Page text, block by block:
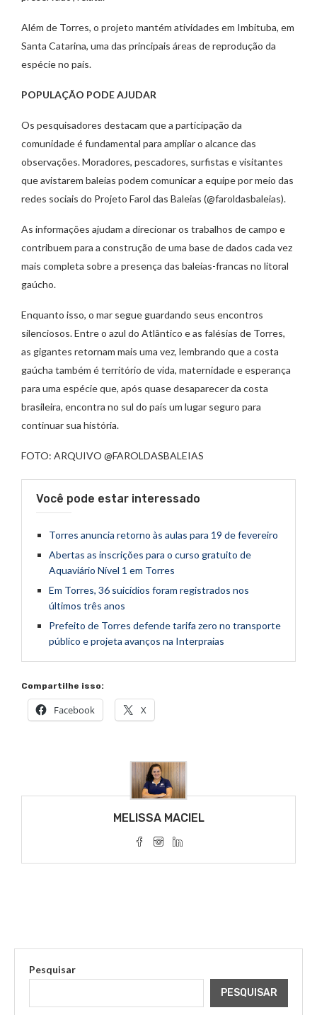
Além de Torres, o projeto mantém atividades em Imbituba, em
Santa Catarina, uma das principais áreas de reprodução da
espécie no país.
POPULAÇÃO PODE AJUDAR
Os pesquisadores destacam que a participação da
comunidade é fundamental para ampliar o alcance das
observações. Moradores, pescadores, surfistas e visitantes
que avistarem baleias podem comunicar a equipe por meio das
redes sociais do Projeto Farol das Baleias (@faroldasbaleias).
As informações ajudam a direcionar os trabalhos de campo e
contribuem para a construção de uma base de dados cada vez
mais completa sobre a presença das baleias-francas no litoral
gaúcho.
Enquanto isso, o mar segue guardando seus encontros
silenciosos. Entre o azul do Atlântico e as falésias de Torres,
as gigantes retornam mais uma vez, lembrando que a costa
gaúcha também é território de vida, maternidade e esperança
para uma espécie que, após quase desaparecer da costa
brasileira, encontra no sul do país um lugar seguro para
continuar sua história.
FOTO: ARQUIVO @FAROLDASBALEIAS
Você pode estar interessado
Torres anuncia retorno às aulas para 19 de fevereiro
Abertas as inscrições para o curso gratuito de
Aquaviário Nível 1 em Torres
Em Torres, 36 suicídios foram registrados nos
últimos três anos
Prefeito de Torres defende tarifa zero no transporte
público e projeta avanços na Interpraias
Compartilhe isso:
Facebook X
MELISSA MACIEL
Pesquisar
PESQUISAR